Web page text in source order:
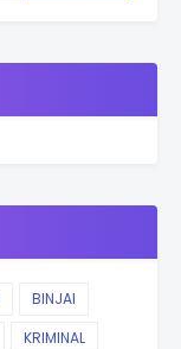
BINJAI
KRIMINAL